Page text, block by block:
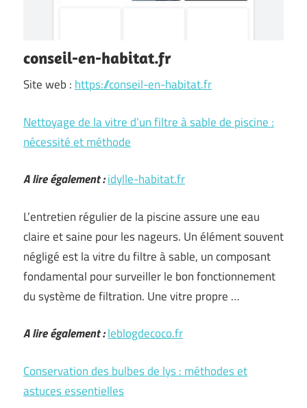
conseil-en-habitat.fr
Site web : https://conseil-en-habitat.fr
Nettoyage de la vitre d’un filtre à sable de piscine :
nécessité et méthode
A lire également :idylle-habitat.fr
L’entretien régulier de la piscine assure une eau
claire et saine pour les nageurs. Un élément souvent
négligé est la vitre du filtre à sable, un composant
fondamental pour surveiller le bon fonctionnement
du système de filtration. Une vitre propre …
A lire également :leblogdecoco.fr
Conservation des bulbes de lys : méthodes et
astuces essentielles